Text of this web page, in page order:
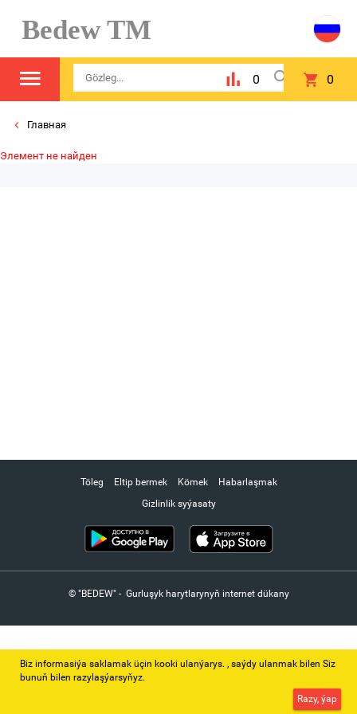
Bedew TM
0 0
Главная
Элемент не найден
Töleg Eltip bermek Kömek
Habarlaşmak
Gizlinlik syýasaty
© "BEDEW" - Gurluşyk harytlarynyň internet dükany
Biz informasiýa saklamak üçin kooki ulanýarys. ‚ saýdy ulanmak bilen Siz
bunuň bilen razylaşýarsyňyz.
Razy, ýap